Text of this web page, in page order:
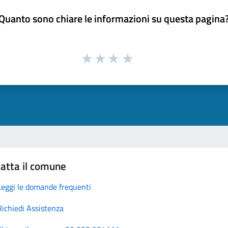
sono chiare le informazioni su questa
il comune
le domande frequenti
Assistenza